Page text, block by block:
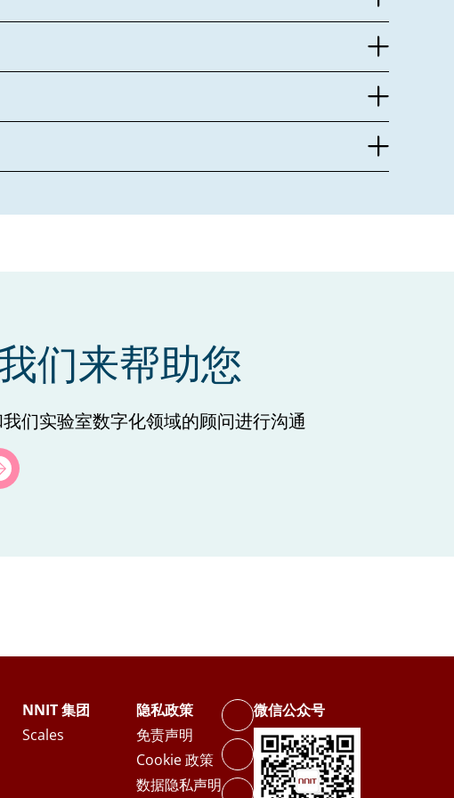
们来帮助您
们实验室数字化领域的顾问进行沟通
NNIT 集团
Scales
隐私政策
免责声明
Cookie 政策
数据隐私声明
微信公众号